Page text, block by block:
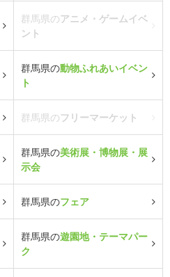
群馬県のアニメ・ゲームイベ
ント
群馬県の動物ふれあいイベン
ト
群馬県のフリーマーケット
群馬県の美術展・博物展・展
示会
群馬県のフェア
群馬県の遊園地・テーマパー
ク